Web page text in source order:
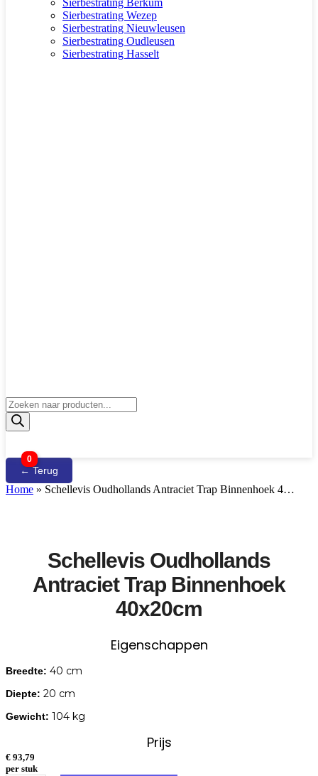
Sierbestrating Wezep
Sierbestrating Nieuwleusen
Sierbestrating Oudleusen
Sierbestrating Hasselt
Producten
zoeken
0
← Terug
Home » Schellevis Oudhollands Antraciet Trap Binnenhoek 4…
Schellevis Oudhollands
Antraciet Trap Binnenhoek
40x20cm
Eigenschappen
Breedte: 40 cm
Diepte: 20 cm
Gewicht: 104 kg
Prijs
€ 93,79
per stuk